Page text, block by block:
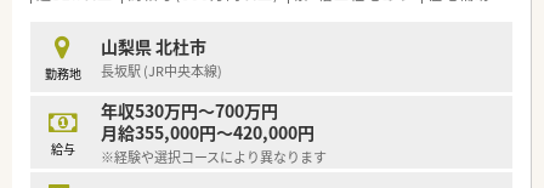
■店舗内はブルーを基調とした清潔感あふれる内装で、医療機関
として非常に整然とした働きやすい空間となっております。
■様々なサークル活動制度も用意されており、店舗の垣根を越え
て多くの仲間と交流できるアットホームな雰囲気です。
勤務地
山梨県 北杜市
長坂駅 (JR中央本線)
給与
年収530万円～700万円
月給355,000円～420,000円
※経験や選択コースにより異なります